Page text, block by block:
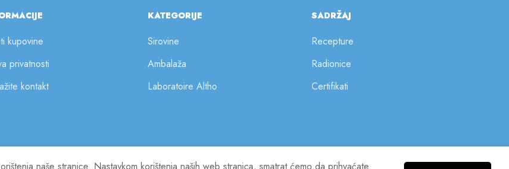
kupovine
privatnosti
kontakt
KATEGORIJE
Sirovine
Ambalaža
Laboratoire Altho
SADRŽAJ
Recepture
Radionice
Certifikati